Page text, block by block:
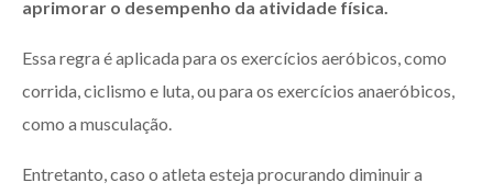
aprimorar o desempenho da atividade física.
Essa regra é aplicada para os exercícios aeróbicos, como
corrida, ciclismo e luta, ou para os exercícios anaeróbicos,
como a musculação.
Entretanto, caso o atleta esteja procurando diminuir a